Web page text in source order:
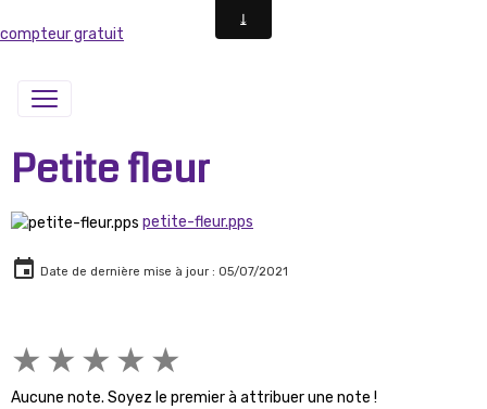
compteur gratuit
Petite fleur
petite-fleur.pps
Date de dernière mise à jour : 05/07/2021
★ ★ ★ ★ ★
Aucune note. Soyez le premier à attribuer une note !